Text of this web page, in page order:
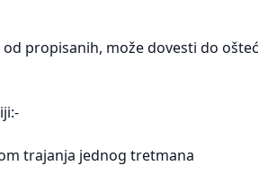
propisanih, može dovesti do
trajanja jednog tretmana